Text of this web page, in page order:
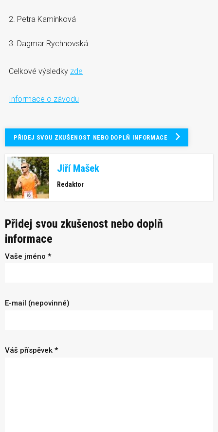
2. Petra Kamínková
3. Dagmar Rychnovská
Celkové výsledky zde
Informace o závodu
PŘIDEJ SVOU ZKUŠENOST NEBO DOPLŇ INFORMACE
Jiří Mašek
Redaktor
Přidej svou zkušenost nebo doplň
informace
Vaše jméno *
E-mail (nepovinné)
Váš příspěvek *